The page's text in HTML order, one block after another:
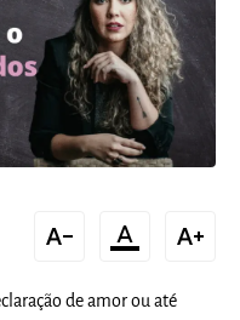
text_decrease format_color_text text_increase
de amor ou até